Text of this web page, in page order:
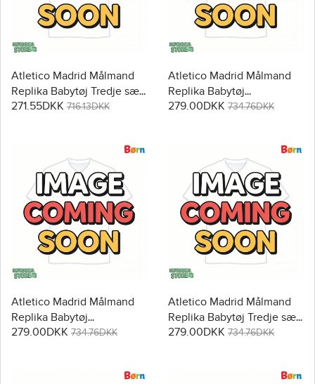
Atletico Madrid Målmand
Replika Babytøj Tredje sæt
Børn 2025-26 Kortærmet (+
271.55DKK 716.13DKK
Atletico Madrid Målmand
Replika Babytøj
Hjemmebanesæt Børn
279.00DKK 734.76DKK
Atletico Madrid Målmand
Replika Babytøj
Udebanesæt Børn 2025-26
279.00DKK 734.76DKK
Atletico Madrid Målmand
Replika Babytøj Tredje sæt
Børn 2025-26 Langærmet
279.00DKK 734.76DKK